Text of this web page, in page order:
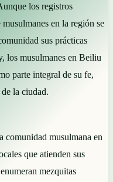
los registros
en la región se
sus prácticas
los musulmanes en Beiliu
parte integral de su fe,
la ciudad.
comunidad musulmana en
que atienden sus
mezquitas